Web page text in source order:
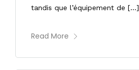
tandis que l’équipement de […]
Read More